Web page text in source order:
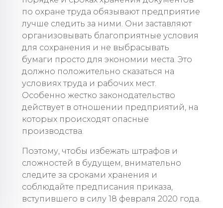
по охране труда обязывают предприятие
лучше следить за ними. Они заставляют
организовывать благоприятные условия
для сохранения и не выбрасывать
бумаги просто для экономии места. Это
должно положительно сказаться на
условиях труда и рабочих мест.
Особенно жестко законодательство
действует в отношении предприятий, на
которых происходят опасные
производства.
Поэтому, чтобы избежать штрафов и
сложностей в будущем, внимательно
следите за сроками хранения и
соблюдайте предписания приказа,
вступившего в силу 18 февраля 2020 года.